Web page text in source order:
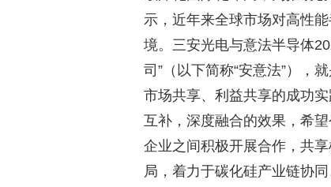
示，近年来全球市场对高性
境。三安光电与意法半导体
司”（以下简称“安意法”），
市场共享、利益共享的成功
互补，深度融合的效果，希
企业之间积极开展合作，共
局，着力于碳化硅产业链协